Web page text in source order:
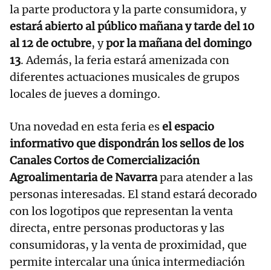
la parte productora y la parte consumidora, y
estará abierto al público mañana y tarde del 10
al 12 de octubre, ypor la mañana del domingo
13. Además, la feria estará amenizada con
diferentes actuaciones musicales de grupos
locales de jueves a domingo.
Una novedad en esta feria esel espacio
informativo que dispondrán los sellos de los
Canales Cortos de Comercialización
Agroalimentaria de Navarrapara atender a las
personas interesadas. El stand estará decorado
con los logotipos que representan la venta
directa, entre personas productoras y las
consumidoras, y la venta de proximidad, que
permite intercalar una única intermediación